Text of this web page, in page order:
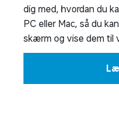
dig med, hvordan du
PC eller Mac, så du
skærm og vise dem til